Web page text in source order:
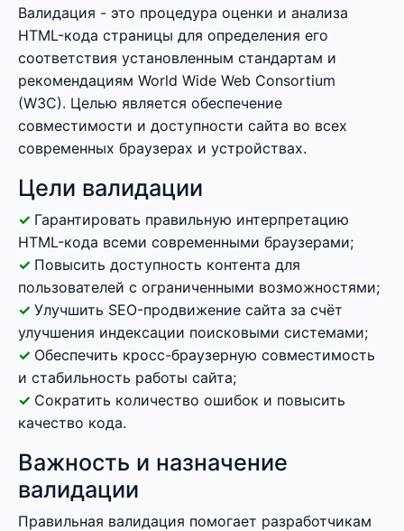
Валидация - это процедура оценки и анализа
HTML-кода страницы для определения его
соответствия установленным стандартам и
рекомендациям World Wide Web Consortium
(W3C). Целью является обеспечение
совместимости и доступности сайта во всех
современных браузерах и устройствах.
Цели валидации
Гарантировать правильную интерпретацию
HTML-кода всеми современными браузерами;
Повысить доступность контента для
пользователей с ограниченными возможностями;
Улучшить SEO-продвижение сайта за счёт
улучшения индексации поисковыми системами;
Обеспечить кросс-браузерную совместимость
и стабильность работы сайта;
Сократить количество ошибок и повысить
качество кода.
Важность и назначение
валидации
Правильная валидация помогает разработчикам